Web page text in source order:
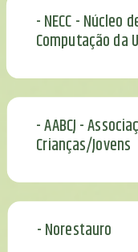
- NECC - Núcleo
Computação da
- AABCJ -
Crianças/Jovens
- Norestauro